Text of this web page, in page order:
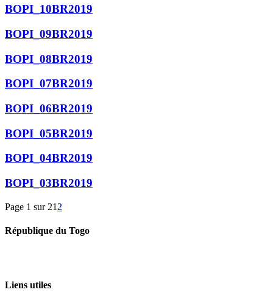
BOPI_10BR2019
BOPI_09BR2019
BOPI_08BR2019
BOPI_07BR2019
BOPI_06BR2019
BOPI_05BR2019
BOPI_04BR2019
BOPI_03BR2019
Page 1 sur 21 2
République du Togo
Liens utiles